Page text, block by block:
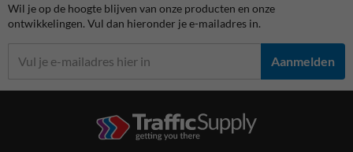
Wil je op de hoogte blijven van onze producten en onze
ontwikkelingen. Vul dan hieronder je e-mailadres in.
Aanmelden